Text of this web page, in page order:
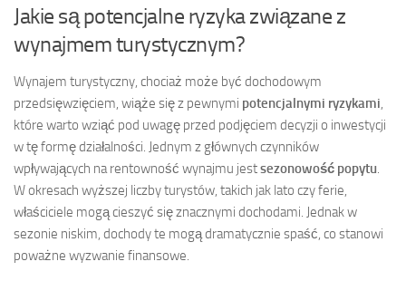
Jakie są potencjalne ryzyka związane z
wynajmem turystycznym?
Wynajem turystyczny, chociaż może być dochodowym
przedsięwzięciem, wiąże się z pewnymi potencjalnymi ryzykami,
które warto wziąć pod uwagę przed podjęciem decyzji o inwestycji
w tę formę działalności. Jednym z głównych czynników
wpływających na rentowność wynajmu jestsezonowość popytu.
W okresach wyższej liczby turystów, takich jak lato czy ferie,
właściciele mogą cieszyć się znacznymi dochodami. Jednak w
sezonie niskim, dochody te mogą dramatycznie spaść, co stanowi
poważne wyzwanie finansowe.